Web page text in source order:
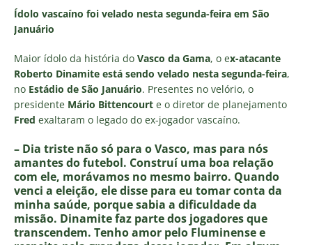
Ídolo vascaíno foi velado nesta segunda-feira em São
Januário
Maior ídolo da história do Vasco da Gama, o ex-atacante
Roberto Dinamite está sendo velado nesta segunda-feira,
no Estádio de São Januário. Presentes no velório, o
presidente Mário Bittencourt e o diretor de planejamento
Fred exaltaram o legado do ex-jogador vascaíno.
– Dia triste não só para o Vasco, mas para nós
amantes do futebol. Construí uma boa relação
com ele, morávamos no mesmo bairro. Quando
venci a eleição, ele disse para eu tomar conta da
minha saúde, porque sabia a dificuldade da
missão. Dinamite faz parte dos jogadores que
transcendem. Tenho amor pelo Fluminense e